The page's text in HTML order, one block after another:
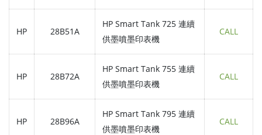
HP 28B51A
HP Smart Tank 725 連續
供墨噴墨印表機
CALL
HP 28B72A
HP Smart Tank 755 連續
供墨噴墨印表機
CALL
HP 28B96A
HP Smart Tank 795 連續
供墨噴墨印表機
CALL